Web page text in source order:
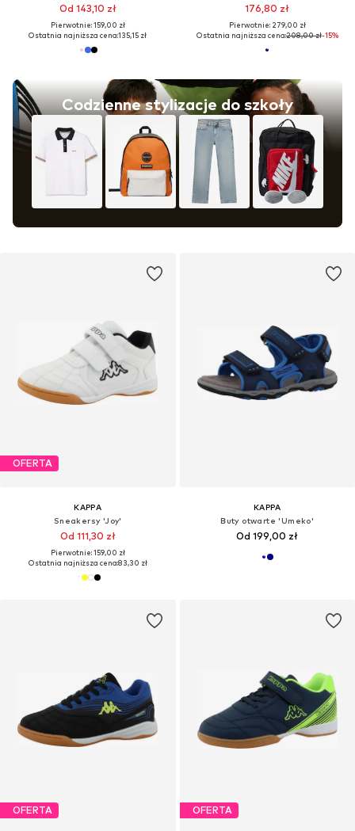
Od 143,10 zł
Pierwotnie: 159,00 zł
Ostatnia najniższa cena:135,15 zł
Codzienne stylizacje do szkoły
176,80 zł
Pierwotnie: 279,00 zł
Ostatnia najniższa cena:208,00 zł-15%
OFERTA
KAPPA
Sneakersy 'Joy'
Od 111,30 zł
Pierwotnie: 159,00 zł
Ostatnia najniższa cena:83,30 zł
KAPPA
Buty otwarte 'Umeko'
Od 199,00 zł
OFERTA OFERTA